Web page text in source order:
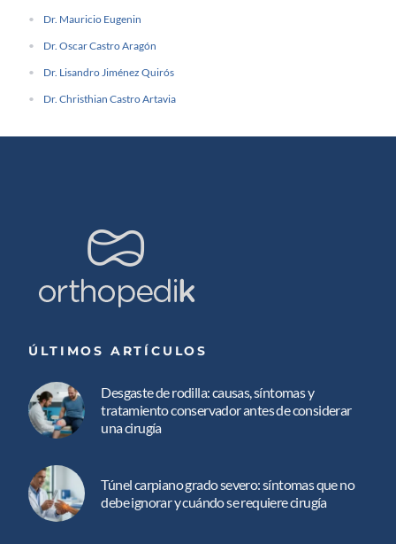
Dr. Mauricio Eugenin
Dr. Oscar Castro Aragón
Dr. Lisandro Jiménez Quirós
Dr. Christhian Castro Artavia
ÚLTIMOS ARTÍCULOS
Desgaste de rodilla: causas, síntomas y
tratamiento conservador antes de considerar
una cirugía
Túnel carpiano grado severo: síntomas que no
debe ignorar y cuándo se requiere cirugía